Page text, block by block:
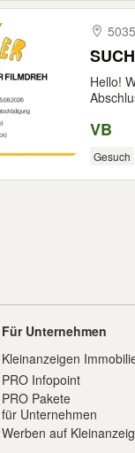
Hello!
VB
Gesuch
Für Unternehmen
Kleinanzeigen
PRO Infopoint
PRO Pakete
für Unternehmen
Werben auf